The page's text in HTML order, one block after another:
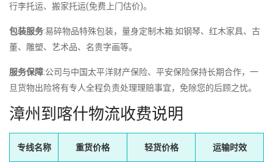
行李托运、搬家托运(免费上门估价)。
包装服务:易碎物品特殊包装，量身定制木箱:如钢琴、红木家具、古
董、雕塑、艺术品、名贵字画等。
服务保障:公司与中国太平洋财产保险、平安保险保持长期合作，一
旦货物出险将有专人全程负责处理理赔事宜，免除您的后顾之忧。
漳州到喀什物流收费说明
专线名称 重货价格 轻货价格 运输时效